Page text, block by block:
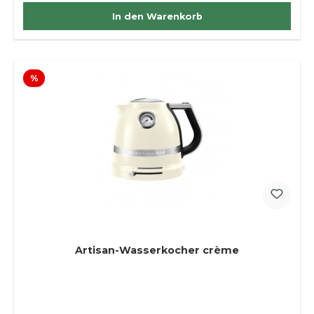
In den Warenkorb
%Rabatt
Artisan-Wasserkocher crème